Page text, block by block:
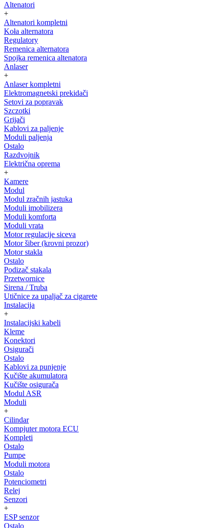
Altenatori
+
Altenatori kompletni
Koła alternatora
Regulatory
Remenica alternatora
Spojka remenica altenatora
Anlaser
+
Anlaser kompletni
Elektromagnetski prekidači
Setovi za popravak
Szczotki
Grijači
Kablovi za paljenje
Moduli paljenja
Ostalo
Razdvojnik
Električna oprema
+
Kamere
Modul
Modul zračnih jastuka
Moduli imobilizera
Moduli komforta
Moduli vrata
Motor regulacije siceva
Motor šiber (krovni prozor)
Motor stakla
Ostalo
Podizač stakala
Przetwornice
Sirena / Truba
Utičnice za upaljač za cigarete
Instalacija
+
Instalacijski kabeli
Kleme
Konektori
Osigurači
Ostalo
Kablovi za punjenje
Kučište akumulatora
Kučište osigurača
Modul ASR
Moduli
+
Cilindar
Kompjuter motora ECU
Kompleti
Ostalo
Pumpe
Moduli motora
Ostalo
Potenciometri
Relej
Senzori
+
ESP senzor
Ostalo